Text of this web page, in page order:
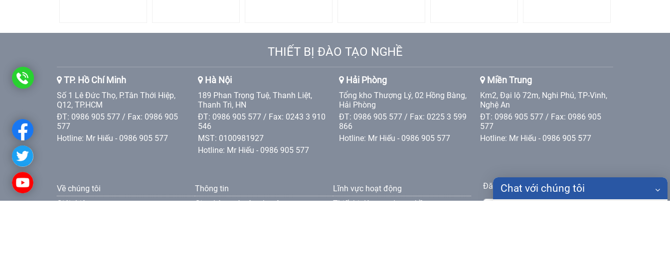
THIẾT BỊ ĐÀO TẠO NGHỀ
TP. Hồ Chí Minh
Số 1 Lê Đức Thọ, P.Tân Thới Hiệp,
Q12, TP.HCM
ĐT: 0986 905 577 / Fax: 0986 905
577
Hotline: Mr Hiếu - 0986 905 577
Hà Nội
189 Phan Trọng Tuệ, Thanh Liệt,
Thanh Trì, HN
ĐT: 0986 905 577 / Fax: 0243 3 910
546
MST: 0100981927
Hotline: Mr Hiếu - 0986 905 577
Hải Phòng
Tổng kho Thượng Lý, 02 Hồng Bàng,
Hải Phòng
ĐT: 0986 905 577 / Fax: 0225 3 599
866
Hotline: Mr Hiếu - 0986 905 577
Miền Trung
Km2, Đại lộ 72m, Nghi Phú, TP-Vinh,
Nghệ An
ĐT: 0986 905 577 / Fax: 0986 905
577
Hotline: Mr Hiếu - 0986 905 577
Về chúng tôi
Giới thiệu
Thông tin
Giao hàng và vận chuyên
Lĩnh vực hoạt động
Thiết bị đào tạo dạy nghề
Đăng ký nhận bản tin
Chat với chúng tôi